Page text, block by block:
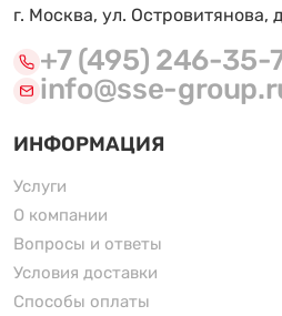
г. Москва, ул. Островитянова,
+7 (495) 246-35-
info@sse-
ИНФОРМАЦИЯ
Услуги
О компании
Вопросы и ответы
Условия доставки
Способы оплаты